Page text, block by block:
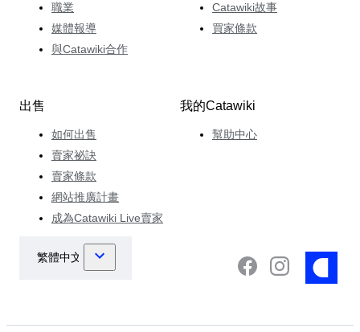
職業
媒體報導
與Catawiki合作
Catawiki故事
買家條款
出售
如何出售
賣家祕訣
賣家條款
網站推廣計畫
成為Catawiki Live賣家
我的Catawiki
幫助中心